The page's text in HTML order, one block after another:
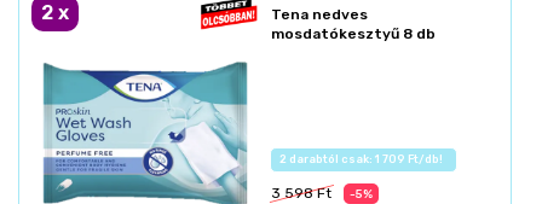
2 x
Tena nedves
mosdatókesztyű 8 db
Az akció részletei
3 598 Ft -5%